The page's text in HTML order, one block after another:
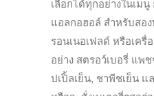
เลือกได้ทุกอย่างในเมนู
แอลกอฮอล์ สำหรับสอ
รอนเนอเฟลด์ หรือเค
อย่าง สตรอว์เบอรี่ แ
ปเปิ้ลเย็น, ชาพีชเย็น แ